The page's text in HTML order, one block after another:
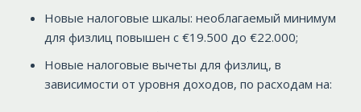
Новые налоговые шкалы: необлагаемый минимум
для физлиц повышен с €19.500 до €22.000;
Новые налоговые вычеты для физлиц, в
зависимости от уровня доходов, по расходам на: